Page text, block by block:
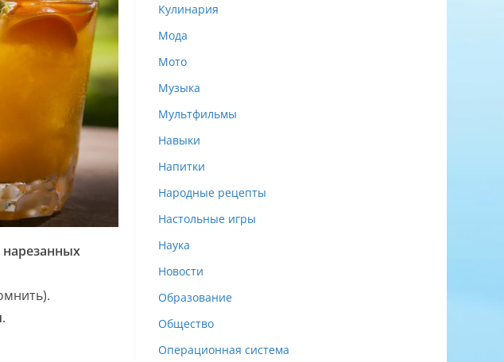
.
Кулинария
Мода
Мото
Музыка
Мультфильмы
Навыки
Напитки
Народные рецепты
Настольные игры
Наука
Новости
Образование
Общество
Операционная система